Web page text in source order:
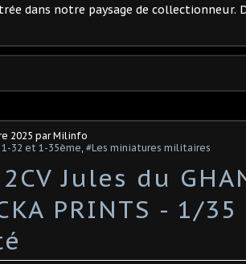
dans notre paysage de collectionneur.
2025 par Milinfo
32 et 1-35ème, #Les miniatures militaires
Jules du
PRINTS - 1/